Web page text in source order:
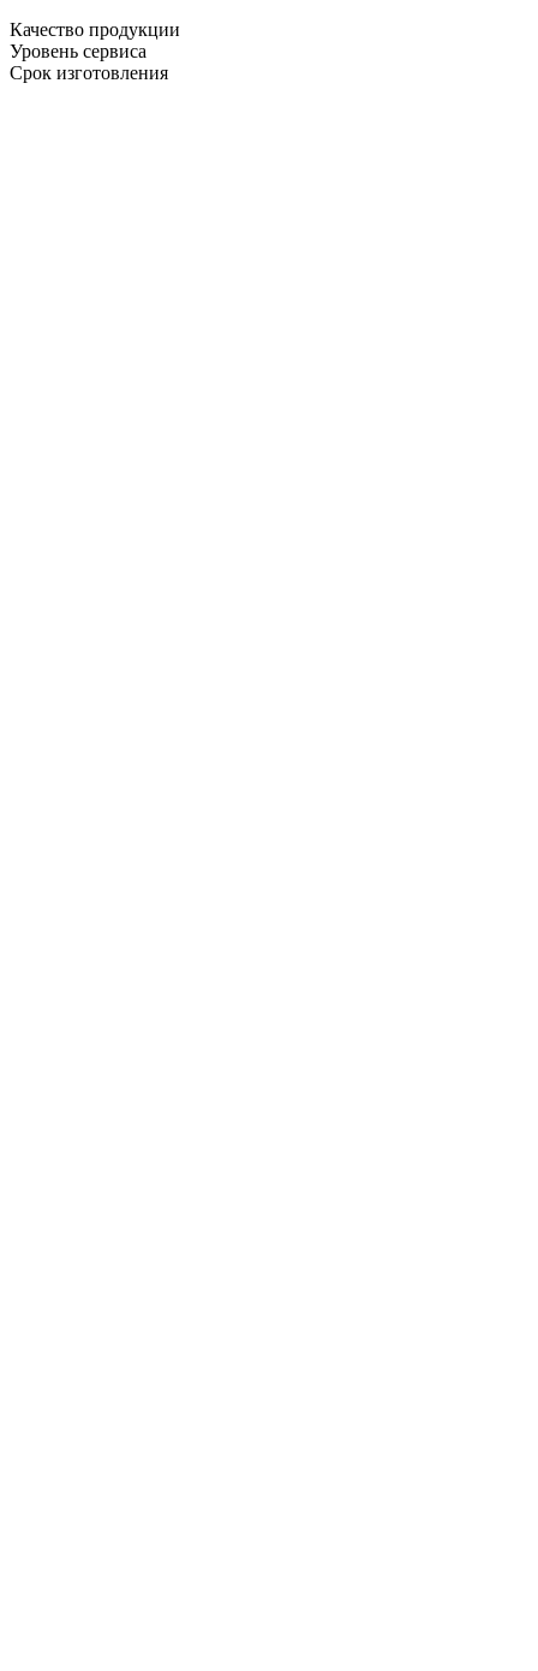
Качество продукции
Уровень сервиса
Срок изготовления